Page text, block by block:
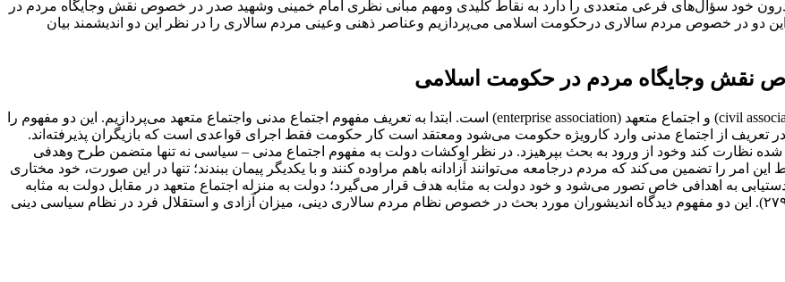
خود سؤال‌های فرعی متعددی را دارد به نقاط کلیدی ومهم مبانی‌ نظری‌ امام خمینی وشهید صدر در خصوص نقش‌ وجایگاه‌ مردم‌ در
دو در خصوص مردم سالاری درحکومت اسلامی می‌پردازیم‌ وعناصر ذهنی وعینی مردم سالاری‌ را‌ در نظر‌ این‌ دو‌ اندیشمند بیان
نقش وجایگاه مردم در حکومت اسلامی
سؤال اول‌ درباره‌ رابطه مردم سالاری با طرز تلقی‌ از اجتماع مدنی (civil‌ association‌) و اجتماع متعهد (enterprise association) است‌. ابتدا‌ به تعریف مفهوم اجتماع مدنی واجتماع متعهد می‌پردازیم. این دو مفهوم را‌
تعریف از اجتماع مدنی‌ وارد‌ کارویژه حکومت می‌شود ومعتقد است کار حکومت فقط اجرای قواعدی است که بازیگران‌ پذیرفته‌‌اند.
نظارت کند وخود از ورود به بحث بپرهیزد. در نظر اوکشات دولت به مفهوم اجتماع‌ مدنی‌ – سیاسی نه تنها متضمن طرح وهدفی‌
را تضمین می‌کند که مردم درجامعه می‌توانند‌ آزادانه‌ باهم‌ مراوده کنند و با یکدیگر پیمان ببندند؛ تنها‌ در‌ این‌ صورت‌، خود‌ مختاری‌
به اهدافی خاص تصور می‌شود و خود دولت به مثابه هدف قرار می‌گیرد؛ دولت به منزله‌ اجتماع متعهد در مقابل دولت به مثابه
اجتماع مدنی با فردیت وآزادی تام در تعارض است (بشیریه، ١٣٨٤: ٢٨١-٢٧٩). این دو مفهوم دیدگاه اندیشوران مورد بحث در خصوص نظام‌ مردم‌ سالاری دینی، میزان آزادی و استقلال فرد در نظام سیاسی دینی